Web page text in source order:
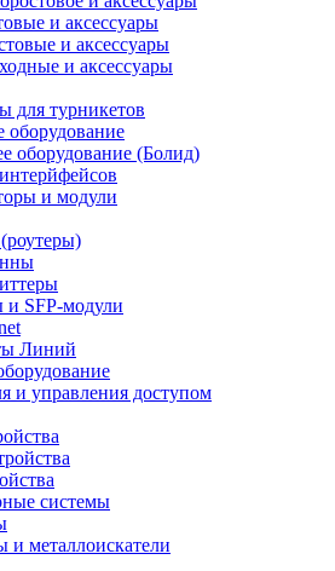
и аксессуары
и аксессуары
и аксессуары
для турникетов
оборудование
оборудование (Болид)
и модули
и SFP-модули
Линий
и управления доступом
системы
и металлоискатели